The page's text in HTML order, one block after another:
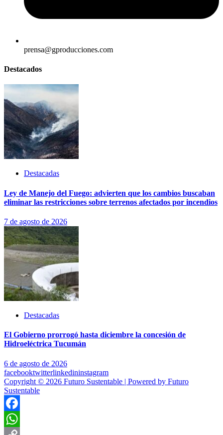
prensa@gproducciones.com
Destacados
Destacadas
Ley de Manejo del Fuego: advierten que los cambios buscaban
eliminar las restricciones sobre terrenos afectados por incendios
7 de agosto de 2026
Destacadas
El Gobierno prorrogó hasta diciembre la concesión de
Hidroeléctrica Tucumán
6 de agosto de 2026
facebooktwitterlinkedininstagram
Copyright © 2026 Futuro Sustentable | Powered by Futuro
Sustentable
Facebook